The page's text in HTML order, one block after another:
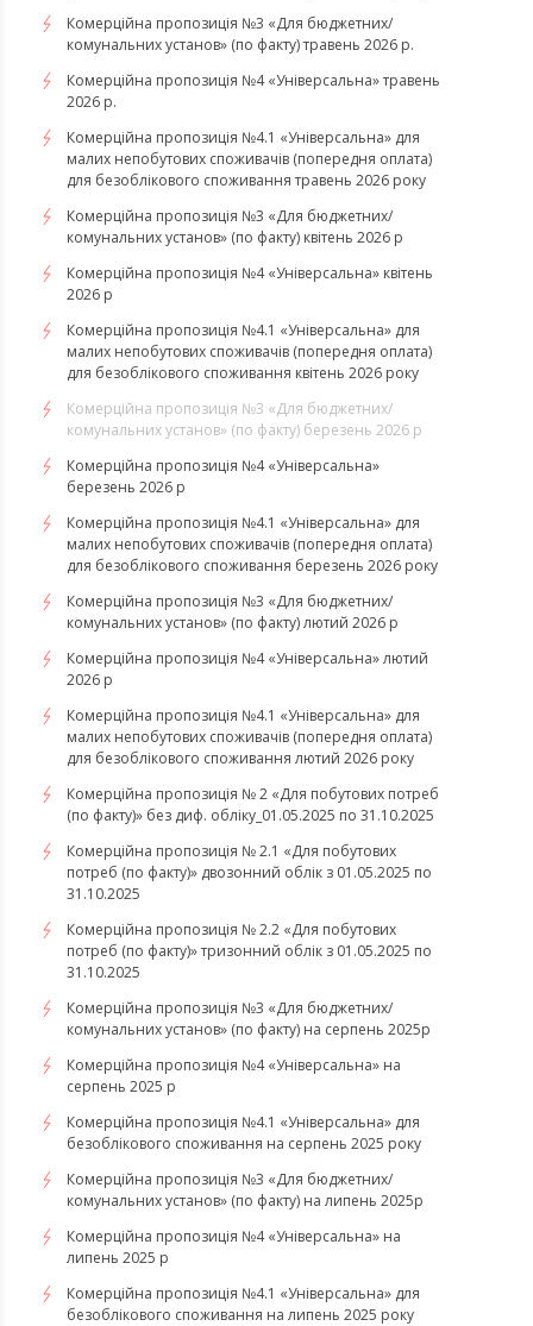
Комерційна пропозиція №3 «Для бюджетних/
комунальних установ» (по факту) травень 2026 р.
Комерційна пропозиція №4 «Універсальна» травень
2026 р.
Комерційна пропозиція №4.1 «Універсальна» для
малих непобутових споживачів (попередня оплата)
для безоблікового споживання травень 2026 року
Комерційна пропозиція №3 «Для бюджетних/
комунальних установ» (по факту) квітень 2026 р
Комерційна пропозиція №4 «Універсальна» квітень
2026 р
Комерційна пропозиція №4.1 «Універсальна» для
малих непобутових споживачів (попередня оплата)
для безоблікового споживання квітень 2026 року
Комерційна пропозиція №3 «Для бюджетних/
комунальних установ» (по факту) березень 2026 р
Комерційна пропозиція №4 «Універсальна»
березень 2026 р
Комерційна пропозиція №4.1 «Універсальна» для
малих непобутових споживачів (попередня оплата)
для безоблікового споживання березень 2026 року
Комерційна пропозиція №3 «Для бюджетних/
комунальних установ» (по факту) лютий 2026 р
Комерційна пропозиція №4 «Універсальна» лютий
2026 р
Комерційна пропозиція №4.1 «Універсальна» для
малих непобутових споживачів (попередня оплата)
для безоблікового споживання лютий 2026 року
Комерційна пропозиція № 2 «Для побутових потреб
(по факту)» без диф. обліку_01.05.2025 по 31.10.2025
Комерційна пропозиція № 2.1 «Для побутових
потреб (по факту)» двозонний облік з 01.05.2025 по
31.10.2025
Комерційна пропозиція № 2.2 «Для побутових
потреб (по факту)» тризонний облік з 01.05.2025 по
31.10.2025
Комерційна пропозиція №3 «Для бюджетних/
комунальних установ» (по факту) на серпень 2025р
Комерційна пропозиція №4 «Універсальна» на
серпень 2025 р
Комерційна пропозиція №4.1 «Універсальна» для
безоблікового споживання на серпень 2025 року
Комерційна пропозиція №3 «Для бюджетних/
комунальних установ» (по факту) на липень 2025р
Комерційна пропозиція №4 «Універсальна» на
липень 2025 р
Комерційна пропозиція №4.1 «Універсальна» для
безоблікового споживання на липень 2025 року